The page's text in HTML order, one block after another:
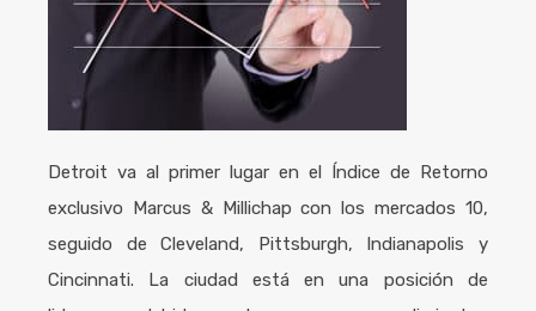
Detroit va al primer lugar en el Índice de Retorno
exclusivo Marcus & Millichap con los mercados 10,
seguido de Cleveland, Pittsburgh, Indianapolis y
Cincinnati. La ciudad está en una posición de